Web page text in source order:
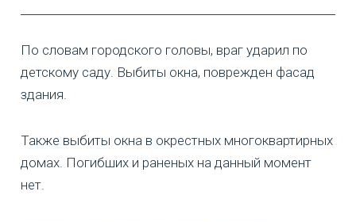
По словам городского головы, враг ударил по
детскому саду. Выбиты окна, поврежден фасад
здания.
Также выбиты окна в окрестных многоквартирных
домах. Погибших и раненых на данный момент
нет.